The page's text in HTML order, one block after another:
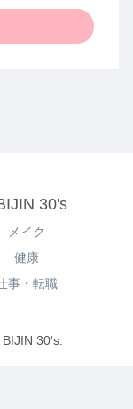
30's
メイク
健康
事・転職
30's.